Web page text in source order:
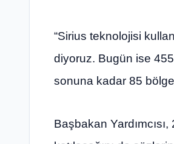
“Sirius teknolojisi
diyoruz. Bugün ise
sonuna kadar 85
Başbakan